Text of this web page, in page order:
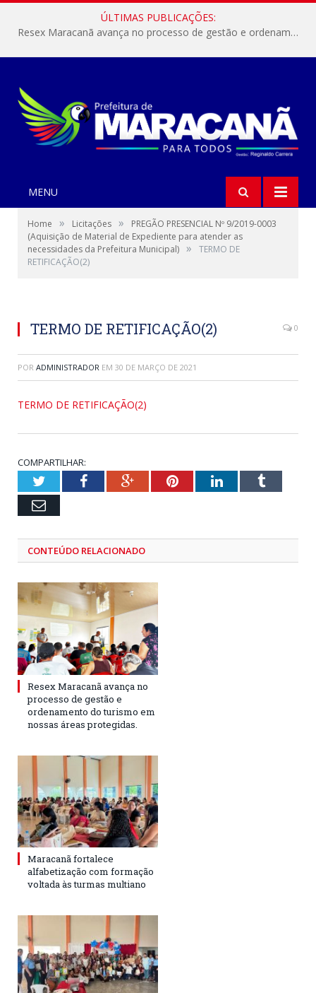
ÚLTIMAS PUBLICAÇÕES:
Resex Maracanã avança no processo de gestão e ordenamento do turismo em nossas áreas protegidas.
MENU
Home » Licitações »
PREGÃO PRESENCIAL Nº 9/2019-0003
(Aquisição de Material de Expediente para atender as
necessidades da Prefeitura Municipal) »
TERMO DE
RETIFICAÇÃO(2)
TERMO DE RETIFICAÇÃO(2) 0
POR ADMINISTRADOR EM 30 DE MARÇO DE 2021
TERMO DE RETIFICAÇÃO(2)
COMPARTILHAR:
TwitterFacebookGoogle+PinterestLinkedInTumblr
Email
CONTEÚDO RELACIONADO
Resex Maracanã avança no
processo de gestão e
ordenamento do turismo em
nossas áreas protegidas.
Maracanã fortalece
alfabetização com formação
voltada às turmas multiano